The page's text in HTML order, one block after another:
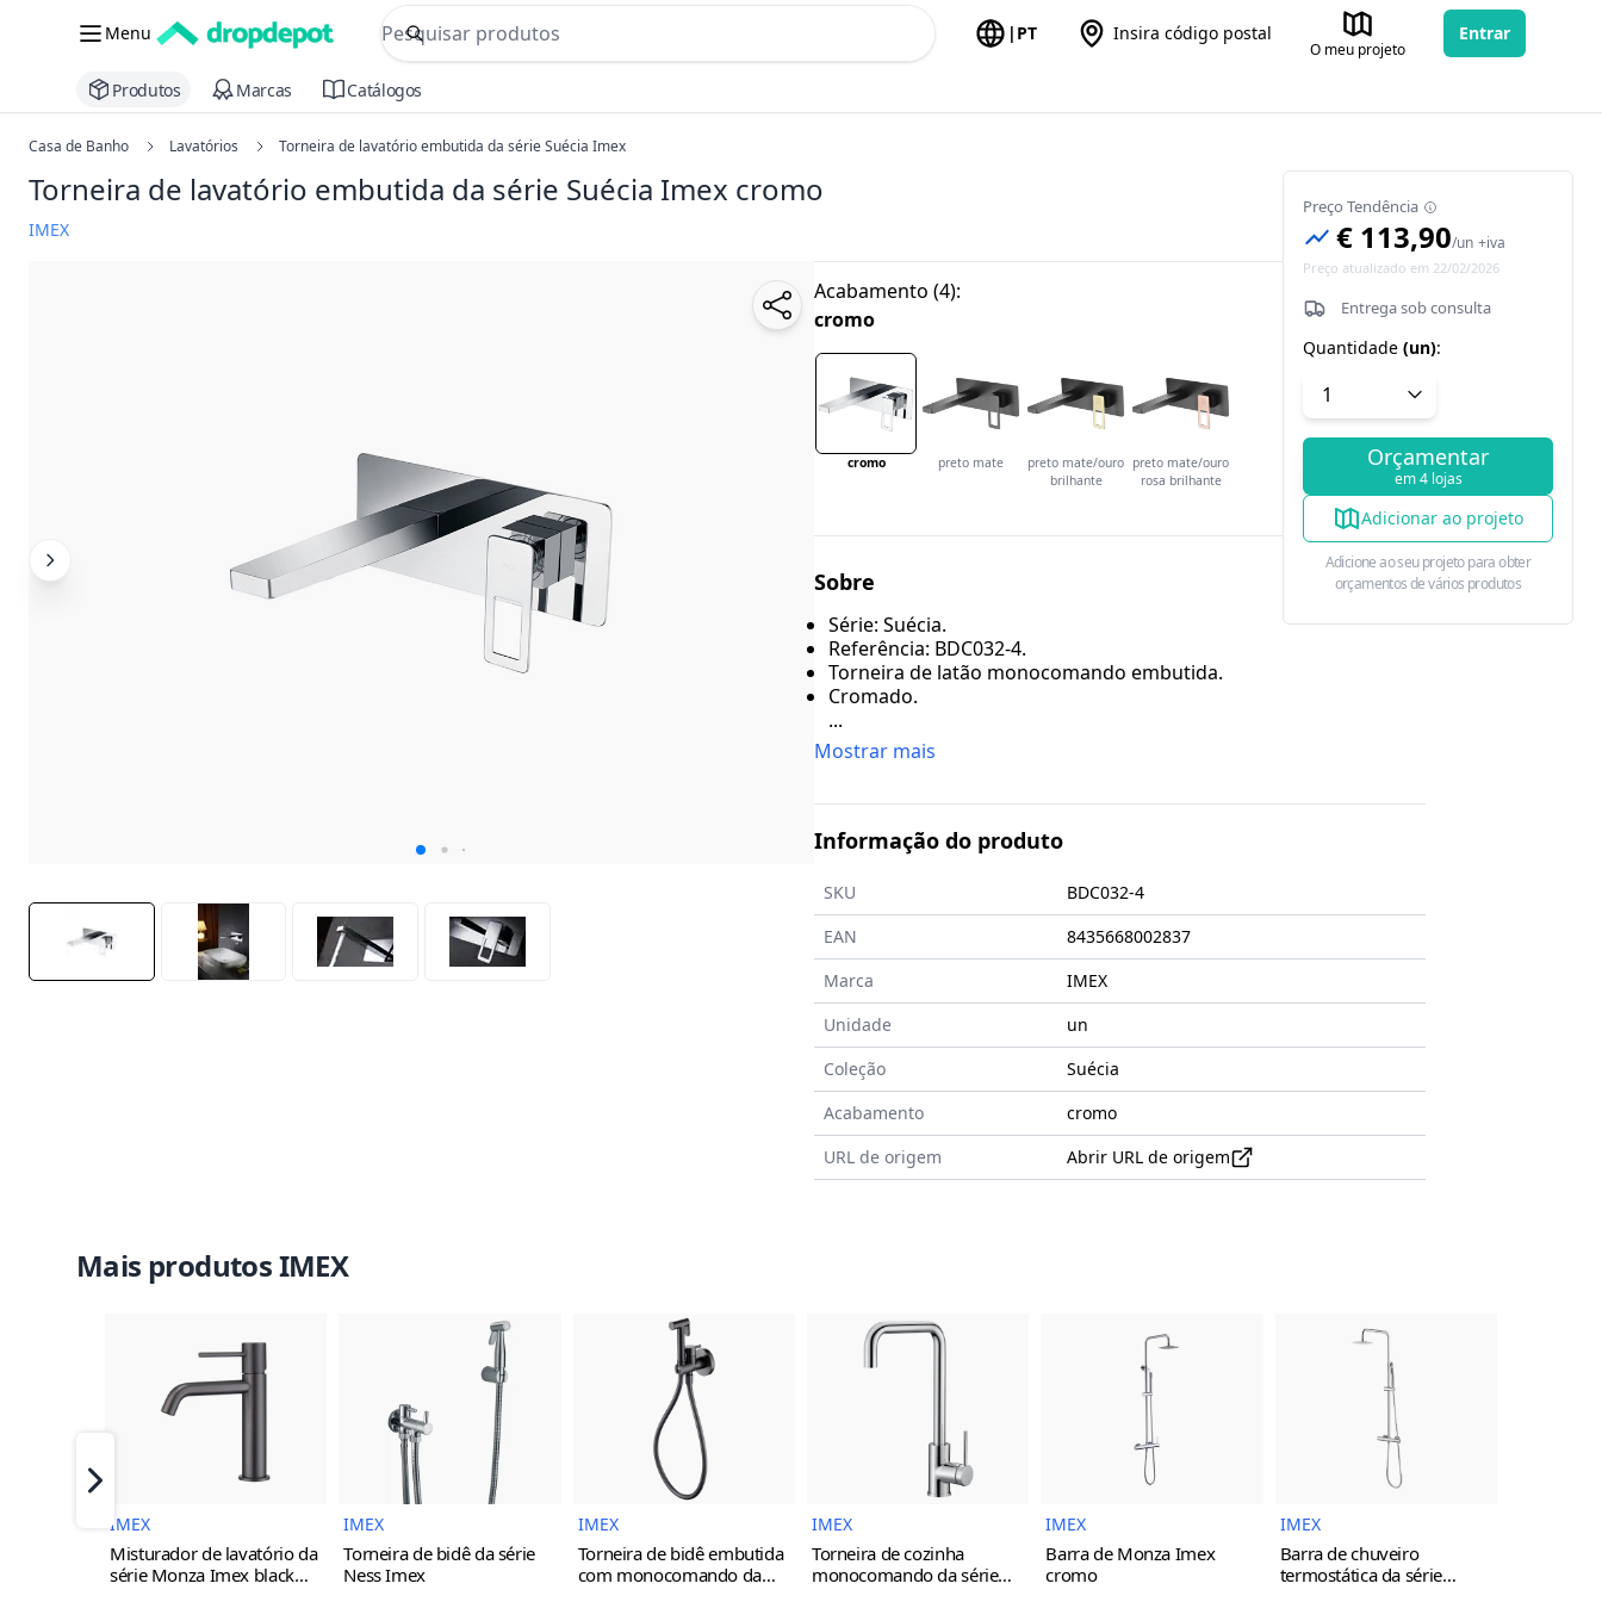
Menu
commerce search no header
Procurar
| PT Insira código postal
O meu projeto
Entrar
Produtos Marcas Catálogos
Casa de Banho Lavatórios Torneira de lavatório embutida da série Suécia Imex
Torneira de lavatório embutida da série Suécia Imex cromo
IMEX
Acabamento (4):
cromo
cromo preto mate
preto mate/ouro
brilhante
preto mate/ouro
rosa brilhante
Sobre
Série: Suécia.
Referência: BDC032-4.
Torneira de latão monocomando embutida.
Cromado.
...
Mostrar mais
Informação do produto
SKU
BDC032-4
EAN
8435668002837
Marca
IMEX
Unidade
un
Coleção
Suécia
Acabamento
cromo
URL de origem
Abrir URL de origem
Preço Tendência
€ 113,90/un +iva
Preço atualizado em 22/02/2026
Entrega sob consulta
Quantidade (un):
Orçamentar
em 4 lojas
Adicionar ao projeto
Adicione ao seu projeto para obter
orçamentos de vários produtos
Mais produtos IMEX
Imagem do Produto
IMEX
Misturador de lavatório da
série Monza Imex black
Imagem do Produto
IMEX
Torneira de bidê da série
Ness Imex
Imagem do Produto
IMEX
Torneira de bidê embutida
com monocomando da
Imagem do Produto
IMEX
Torneira de cozinha
monocomando da série
Imagem do Produto
IMEX
Barra de Monza Imex
cromo
Imagem do Produto
IMEX
Barra de chuveiro
termostática da série
Próximo